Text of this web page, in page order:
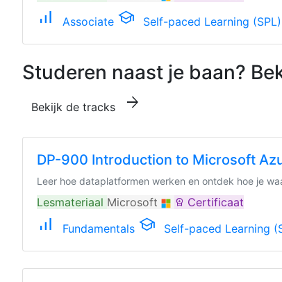
signal_cellular_alt Associate school Self-paced Learning (SPL)
Studeren naast je baan?
Bekijk de tracks arrow_forward
DP-900 Introduction to Microsoft
Leer hoe dataplatformen werken en ontdek hoe je
Lesmateriaal Microsoft workspace_premium Certificaat
signal_cellular_alt Fundamentals school Self-paced Learning